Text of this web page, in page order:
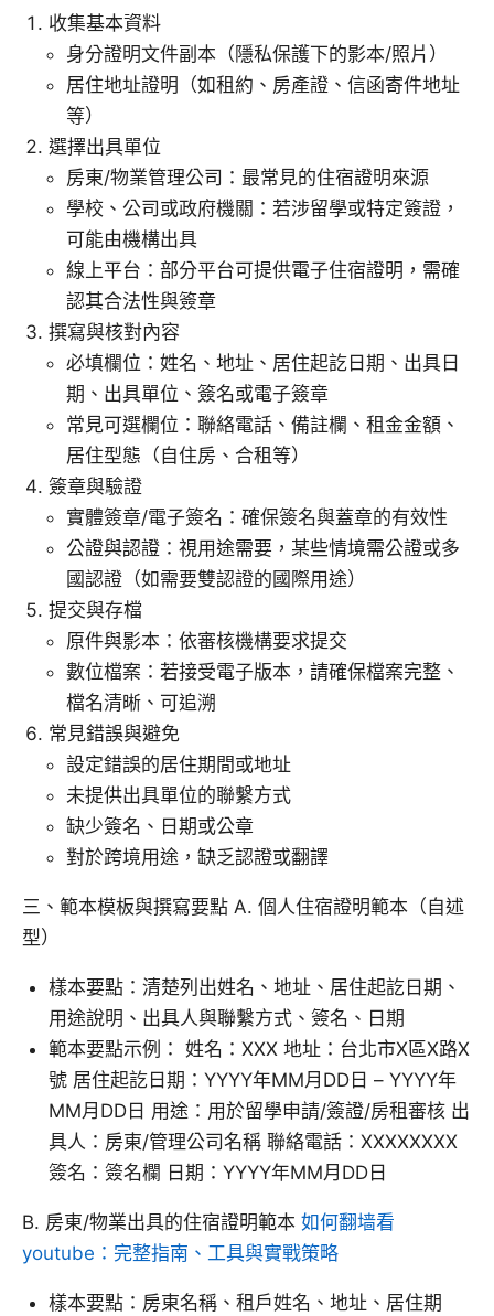
收集基本資料
身分證明文件副本（隱私保護下的影本/照片）
居住地址證明（如租約、房產證、信函寄件地址
等）
選擇出具單位
房東/物業管理公司：最常見的住宿證明來源
學校、公司或政府機關：若涉留學或特定簽證，
可能由機構出具
線上平台：部分平台可提供電子住宿證明，需確
認其合法性與簽章
撰寫與核對內容
必填欄位：姓名、地址、居住起訖日期、出具日
期、出具單位、簽名或電子簽章
常見可選欄位：聯絡電話、備註欄、租金金額、
居住型態（自住房、合租等）
簽章與驗證
實體簽章/電子簽名：確保簽名與蓋章的有效性
公證與認證：視用途需要，某些情境需公證或多
國認證（如需要雙認證的國際用途）
提交與存檔
原件與影本：依審核機構要求提交
數位檔案：若接受電子版本，請確保檔案完整、
檔名清晰、可追溯
常見錯誤與避免
設定錯誤的居住期間或地址
未提供出具單位的聯繫方式
缺少簽名、日期或公章
對於跨境用途，缺乏認證或翻譯
三、範本模板與撰寫要點 A. 個人住宿證明範本（自述
型）
樣本要點：清楚列出姓名、地址、居住起訖日期、
用途說明、出具人與聯繫方式、簽名、日期
範本要點示例： 姓名：XXX 地址：台北市X區X路X
號 居住起訖日期：YYYY年MM月DD日 – YYYY年
MM月DD日 用途：用於留學申請/簽證/房租審核 出
具人：房東/管理公司名稱 聯絡電話：XXXXXXXX
簽名：簽名欄 日期：YYYY年MM月DD日
B. 房東/物業出具的住宿證明範本 如何翻墙看
youtube：完整指南、工具與實戰策略
樣本要點：房東名稱、租戶姓名、地址、居住期